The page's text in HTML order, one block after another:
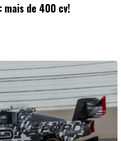
mais de 400 cv!